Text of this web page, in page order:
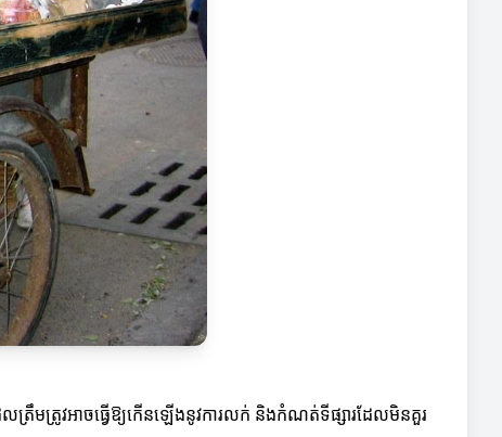
មត្រូវអាចធ្វើឱ្យកើនឡើងនូវការលក់ និងកំណត់ទីផ្សារដែលមិនគួរ